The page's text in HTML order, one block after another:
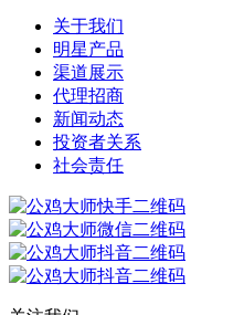
关于我们
明星产品
渠道展示
代理招商
新闻动态
投资者关系
社会责任